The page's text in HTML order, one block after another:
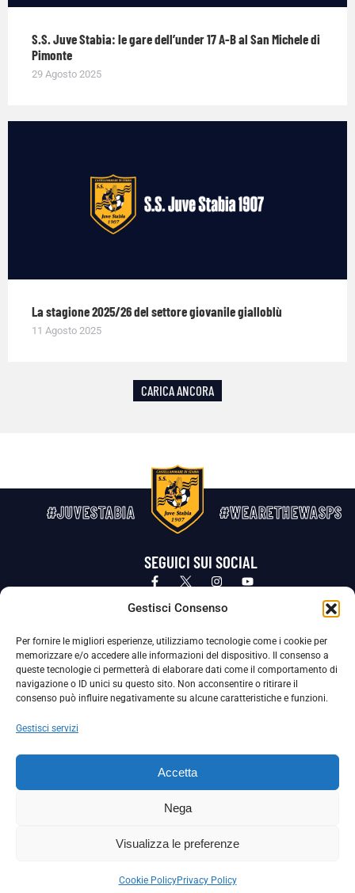
Gestisci Consenso
Per fornire le migliori esperienze, utilizziamo tecnologie come i cookie per
memorizzare e/o accedere alle informazioni del dispositivo. Il consenso a
queste tecnologie ci permetterà di elaborare dati come il comportamento di
navigazione o ID unici su questo sito. Non acconsentire o ritirare il
consenso può influire negativamente su alcune caratteristiche e funzioni.
Gestisci servizi
Accetta
Nega
Visualizza le preferenze
Cookie PolicyPrivacy Policy
S.S. Juve Stabia: le gare dell’under 17 A-B al San Michele di
Pimonte
29 Agosto 2025
La stagione 2025/26 del settore giovanile gialloblù
11 Agosto 2025
CARICA ANCORA
#JUVESTABIA #WEARETHEWASPS
SEGUICI SUI SOCIAL
Privacy Policy Cookie Policy
La Società ha nominato il Responsabile della Protezione dei Dati Personali (DPO), figura specializzata che vigila sulle modalità
adottate dalla nostra Società per tutelare i Suoi dati personali.
Per contattare il DPO può scrivere a
La Società ha inoltre adottato un proprio Codice Etico, consultabile al seguente link:
Scarica il Codice Etico
Copyright © 2024 – S.S. JUVE STABIA 1907 | P.IVA: 04246411211 | Tutti i diritti sono riservati | Made with